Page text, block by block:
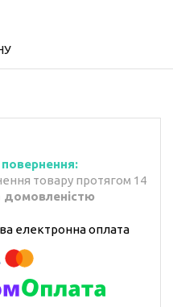
товару протягом 14
домовленістю